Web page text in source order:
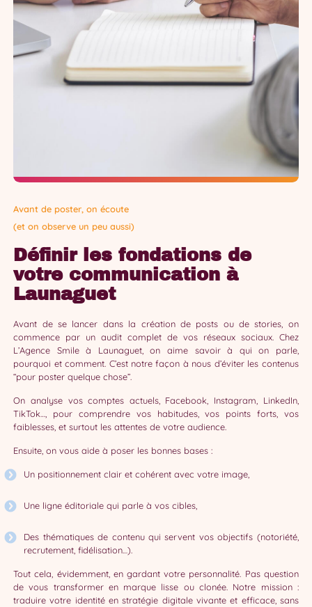
Avant de poster, on écoute
(et on observe un peu aussi)
Définir les fondations de
votre communication à
Launaguet
Avant de se lancer dans la création de posts ou de stories, on
commence par un audit complet de vos réseaux sociaux. Chez
L’Agence Smile à Launaguet, on aime savoir à qui on parle,
pourquoi et comment. C’est notre façon à nous d’éviter les contenus
“pour poster quelque chose”.
On analyse vos comptes actuels, Facebook, Instagram, LinkedIn,
TikTok…, pour comprendre vos habitudes, vos points forts, vos
faiblesses, et surtout les attentes de votre audience.
Ensuite, on vous aide à poser les bonnes bases :
Un positionnement clair et cohérent avec votre image,
Une ligne éditoriale qui parle à vos cibles,
Des thématiques de contenu qui servent vos objectifs (notoriété,
recrutement, fidélisation…).
Tout cela, évidemment, en gardant votre personnalité. Pas question
de vous transformer en marque lisse ou clonée. Notre mission :
traduire votre identité en stratégie digitale vivante et efficace, sans